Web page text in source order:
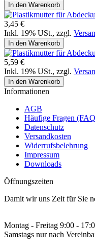
In den Warenkorb
3,45 €
Inkl. 19% USt., zzgl.
In den Warenkorb
5,59 €
Inkl. 19% USt., zzgl.
In den Warenkorb
Informationen
AGB
Häufige Fragen
Datenschutz
Versandkosten
Widerrufsbelehrung
Impressum
Downloads
Öffnungszeiten
Damit wir uns Zeit für Sie
Montag - Freitag 9:00 -
Samstags nur nach